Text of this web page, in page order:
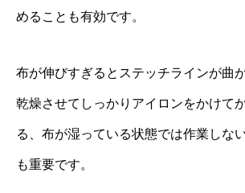
めることも有効です。
布が伸びすぎるとステッチラインが曲
乾燥させてしっかりアイロンをかけて
る、布が湿っている状態では作業しな
も重要です。